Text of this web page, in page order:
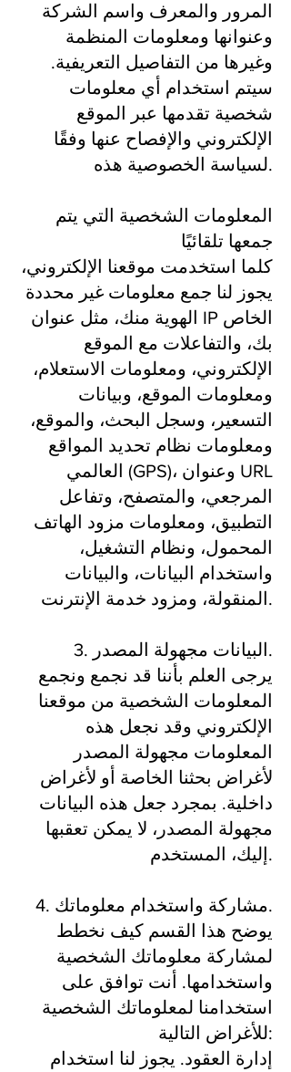
المرور والمعرف واسم الشركة
وعنوانها ومعلومات المنظمة
وغيرها من التفاصيل التعريفية.
سيتم استخدام أي معلومات
شخصية تقدمها عبر الموقع
الإلكتروني والإفصاح عنها وفقًا
لسياسة الخصوصية هذه.
المعلومات الشخصية التي يتم
جمعها تلقائيًا
كلما استخدمت موقعنا الإلكتروني،
يجوز لنا جمع معلومات غير محددة
الهوية منك، مثل عنوان IP الخاص
بك، والتفاعلات مع الموقع
الإلكتروني، ومعلومات الاستعلام،
ومعلومات الموقع، وبيانات
التسعير، وسجل البحث، والموقع،
ومعلومات نظام تحديد المواقع
العالمي (GPS)، وعنوان URL
المرجعي، والمتصفح، وتفاعل
التطبيق، ومعلومات مزود الهاتف
المحمول، ونظام التشغيل،
واستخدام البيانات، والبيانات
المنقولة، ومزود خدمة الإنترنت.
3. البيانات مجهولة المصدر.
يرجى العلم بأننا قد نجمع ونجمع
المعلومات الشخصية من موقعنا
الإلكتروني وقد نجعل هذه
المعلومات مجهولة المصدر
لأغراض بحثنا الخاصة أو لأغراض
داخلية. بمجرد جعل هذه البيانات
مجهولة المصدر، لا يمكن تعقبها
إليك، المستخدم.
4. مشاركة واستخدام معلوماتك.
يوضح هذا القسم كيف نخطط
لمشاركة معلوماتك الشخصية
واستخدامها. أنت توافق على
استخدامنا لمعلوماتك الشخصية
للأغراض التالية:
إدارة العقود. يجوز لنا استخدام